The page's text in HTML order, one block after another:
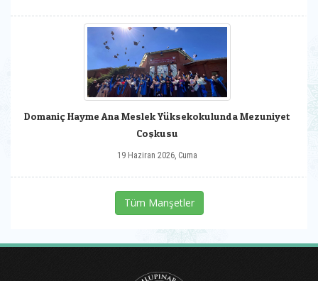
Domaniç Hayme Ana Meslek Yüksekokulunda Mezuniyet
Coşkusu
19 Haziran 2026, Cuma
Tüm Manşetler